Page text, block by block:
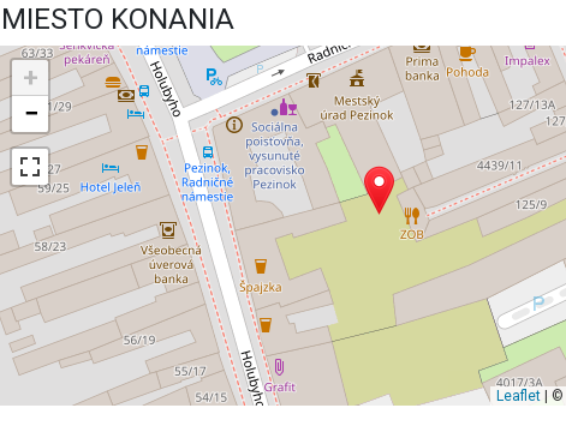
MIESTO KONANIA
+
−
Leaflet| ©